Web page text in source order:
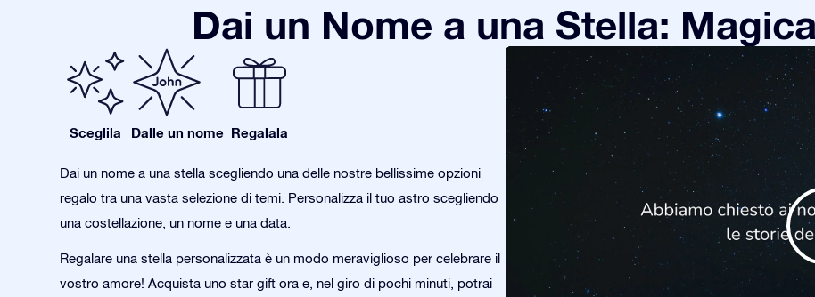
Dai un Nome a una Stella:
Sceglila Dalle un nome Regalala
Dai un nome a una stella scegliendo una delle nostre bellissime opzioni
regalo tra una vasta selezione di temi. Personalizza il tuo astro scegliendo
una costellazione, un nome e una data.
Regalare una stella personalizzata è un modo meraviglioso per celebrare il
vostro amore! Acquista uno star gift ora e, nel giro di pochi minuti, potrai